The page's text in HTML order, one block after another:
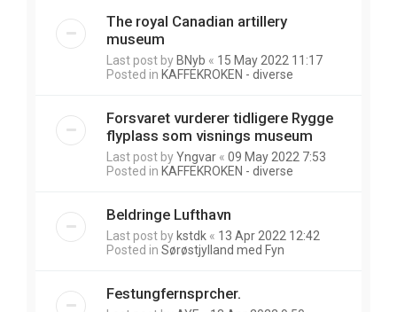
The royal Canadian artillery
museum
Last post by BNyb « 15 May 2022 11:17
Posted in KAFFEKROKEN - diverse
Forsvaret vurderer tidligere Rygge
flyplass som visnings museum
Last post byYngvar « 09 May 2022 7:53
Posted in KAFFEKROKEN - diverse
Beldringe Lufthavn
Last post by kstdk « 13 Apr 2022 12:42
Posted in Sørøstjylland med Fyn
Festungfernsprcher.